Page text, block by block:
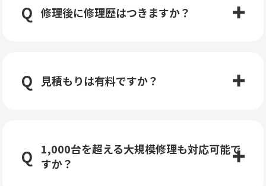
修理後に修理歴はつきますか？
見積もりは有料ですか？
1,000台を超える大規模修理も対応可能で
すか？